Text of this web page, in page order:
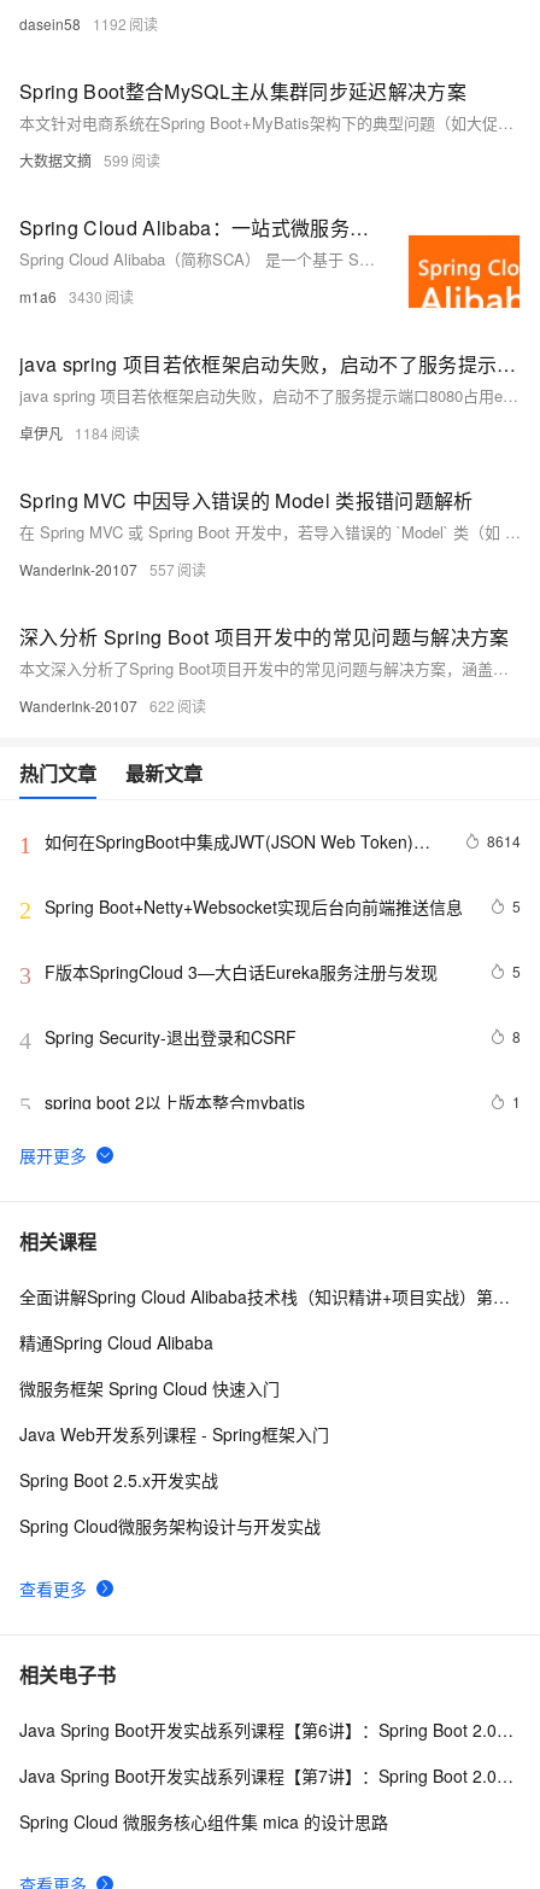
dasein58 1192
Spring Boot整合MySQL主从集群同步延迟解决方案
本文针对电商系统在Spring Boot+MyBatis架构下的典型问题（如大促时订单状态延迟、库存超卖误判及用户信息更新延迟）提出解决方案。核心内容包括动态数据源路由（强制读主库）、大事务拆分优化以及延迟感知补偿机制，配合MySQL参数调优和监控集成，有效将主从延迟控制在1秒内。实际测试表明，在10万QPS场景下，订单查询延迟显著降低，超卖误判率下降98%。
大数据文摘 599
Spring Cloud Alibaba：一站式微服务解决方案
Spring Cloud Alibaba（简称SCA） 是一个基于 Spring Cloud 构建的开源微服务框架，专为解决分布式系统中的服务治理、配置管理、服务发现、消息总线等问题而设计。
m1a6 3430
java spring 项目若依框架启动失败，启动不了服务提示端口8080占用escription: Web server failed to start. Port 8080 was already in use. Action: Identify and stop the process that’s listening on port 8080 or configure this application to listen on another port-优雅草卓伊凡解决方案
java spring 项目若依框架启动失败，启动不了服务提示端口8080占用escription: Web server failed to start. Port 8080 was already in use. Action: Identify and stop the process that’s listening on port 8080 or configure this application to listen on another port-优雅草卓伊凡解决方案
卓伊凡 1184
Spring MVC 中因导入错误的 Model 类报错问题解析
在 Spring MVC 或 Spring Boot 开发中，若导入错误的 `Model` 类（如 `ch.qos.logback.core.model.Model`），会导致无法解析 `addAttribute` 方法的错误。正确类应为 `org.springframework.ui.Model`。此问题通常因 IDE 自动导入错误类引起。解决方法包括：删除错误导入、添加正确包路径、验证依赖及清理缓存。确保代码中正确使用 Spring 提供的 `Model` 接口以实现前后端数据传递。
WanderInk-20107 557
深入分析 Spring Boot 项目开发中的常见问题与解决方案
本文深入分析了Spring Boot项目开发中的常见问题与解决方案，涵盖视图路径冲突（Circular View Path）、ECharts图表数据异常及SQL唯一约束冲突等典型场景。通过实际案例剖析问题成因，并提供具体解决方法，如优化视图解析器配置、改进数据查询逻辑以及合理使用外键约束。同时复习了Spring MVC视图解析原理与数据库完整性知识，强调细节处理和数据验证的重要性，为开发者提供实用参考。
WanderInk-20107 622
热门文章 最新文章
1
如何在SpringBoot中集成JWT(JSON Web Token)鉴
8614
2 Spring Boot+Netty+Websocket实现后台向前端推送信息 5
3 F版本SpringCloud 3—大白话Eureka服务注册与发现 5
4 8
5 spring boot 2以上版本整合mybatis 1
6
7 Spring Cloud微服务面试题
8 spring boot 集成websocket与shiro的坑
10spring quartz分布式任务计划
相关课程
查看更多
全面讲解Spring Cloud Alibaba技术栈（知识精讲+项目实战）第一阶段
精通Spring Cloud Alibaba
微服务框架 Spring Cloud 快速入门
Java Web开发系列课程 - Spring框架入门
Spring Boot 2.5.x开发实战
Spring Cloud微服务架构设计与开发实战
相关电子书
查看更多
Java Spring Boot开发实战系列课程【第6讲】：Spring Boot 2.0实战MyBatis与优化(Java面试题)
Java Spring Boot开发实战系列课程【第7讲】：Spring Boot 2.0安全机制与MVC身份验证实战(Java面试题)
Spring Cloud 微服务核心组件集 mica 的设计思路